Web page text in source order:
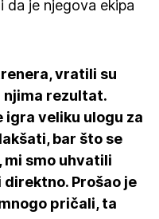
da je njegova ekipa
vratili su
njima rezultat.
igra veliku ulogu za
bar što se
smo uhvatili
Prošao je
pričali, ta